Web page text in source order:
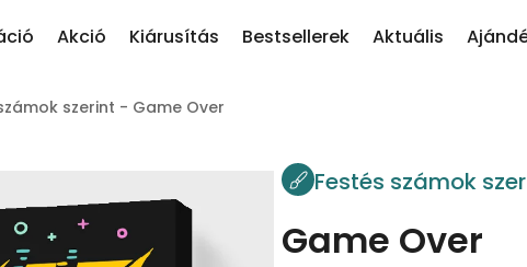
Akció Kiárusítás Bestsellerek Aktuális
szerint - Game Over
Festés számok
Game Over